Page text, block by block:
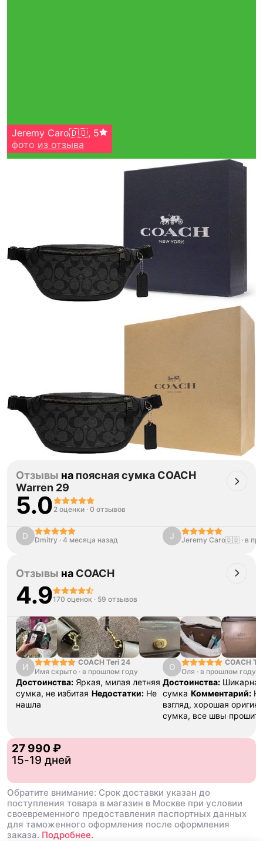
Тройная гарантия
оригинальности
Товар сертифицирован и опломбирован.
Проверяем на оригинальность
по 16 параметрам.
Если придёт подделка — вернём деньги
в трёхкратном размере.
Jeremy Caro🇩🇴, 5
фото из отзыва
Отзывы на поясная сумка COACH
Warren 29
5.0 2 оценки · 0 отзывов
D Dmitry · 4 месяца назад J Jeremy Caro🇩🇴 · в
Отзывы на COACH
4.9170 оценок · 59 отзывов
И
COACH Teri 24
Имя скрыто · в прошлом году
Достоинства: Яркая, милая летняя
сумка, не избитая Недостатки: Не
нашла
О
COACH
Оля · в прошлом году
Достоинства: Шикарная
сумка Комментарий:
взгляд, хорошая
сумка, все швы
и бирка,я довольна
27 990 ₽
15-19 дней
Обратите внимание: Срок доставки указан до
поступления товара в магазин в Москве при условии
своевременного предоставления паспортных данных
для таможенного оформления после оформления
заказа. Подробнее.